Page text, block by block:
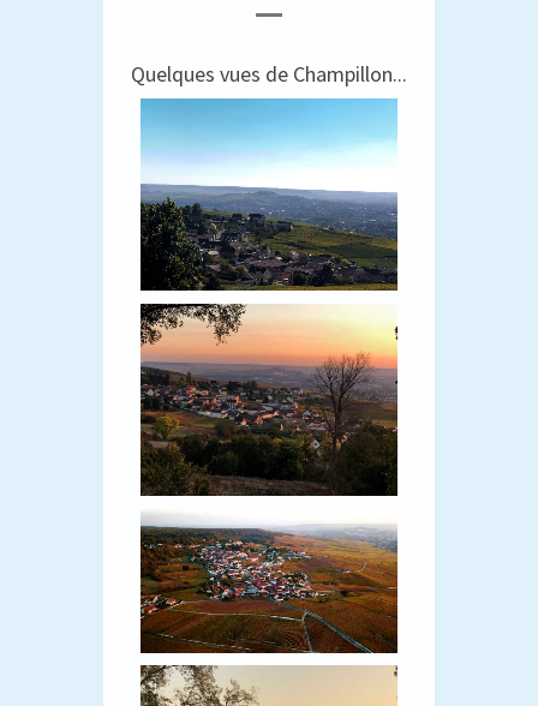
Quelques vues de Champillon...